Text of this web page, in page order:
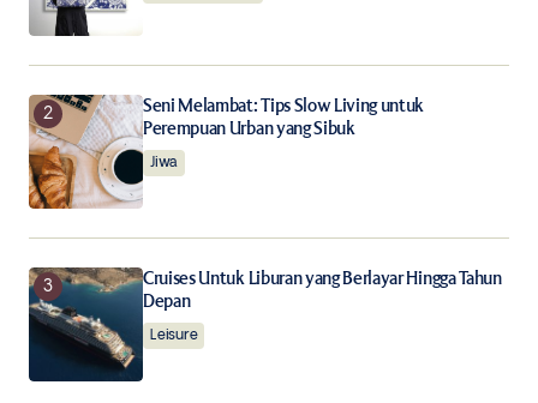
Save my name, email, and website in this browser for
the next time I comment.
Notify me of follow-up comments by email.
Notify me of new posts by email.
Submit Comment
Seni Melambat: Tips Slow Living untuk
Perempuan Urban yang Sibuk
Jiwa
Cruises Untuk Liburan yang Berlayar Hingga Tahun
Depan
Leisure